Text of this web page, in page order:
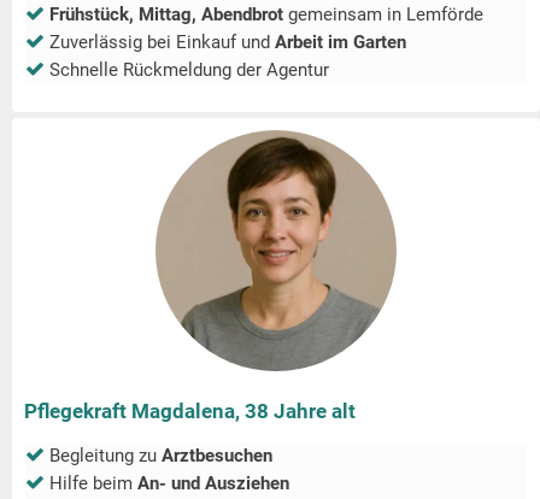
Frühstück, Mittag, Abendbrot gemeinsam in Lemförde
Zuverlässig bei Einkauf und Arbeit im Garten
Schnelle Rückmeldung der Agentur
Pflegekraft Magdalena, 38 Jahre alt
Begleitung zu Arztbesuchen
Hilfe beim An- und Ausziehen